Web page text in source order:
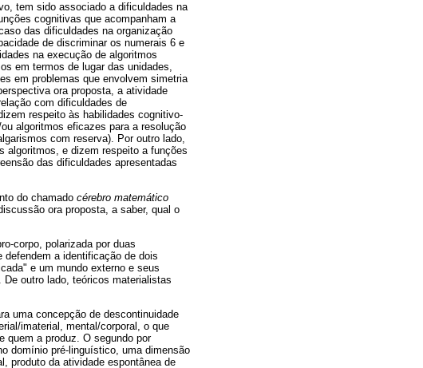
tem sido associado a dificuldades na
cognitivas que acompanham a
das dificuldades na organização
de discriminar os numerais 6 e
na execução de algoritmos
em termos de lugar das unidades,
em problemas que envolvem simetria
ora proposta, a atividade
com dificuldades de
respeito às habilidades cognitivo-
algoritmos eficazes para a resolução
com reserva). Por outro lado,
algoritmos, e dizem respeito a funções
das dificuldades apresentadas
do chamado cérebro matemático
ora proposta, a saber, qual o
corpo, polarizada por duas
a identificação de dois
e um mundo externo e seus
outro lado, teóricos materialistas
uma concepção de descontinuidade
imaterial, mental/corporal, o que
quem a produz. O segundo por
domínio pré-linguístico, uma dimensão
produto da atividade espontânea de